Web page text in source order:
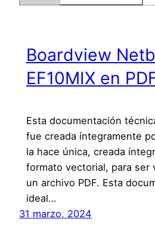
Boardview
EF10MIX en
Esta documentación
fue creada íntegramente
la hace única, creada
formato vectorial, para ser
un archivo PDF. Esta
ideal…
31 marzo, 2024